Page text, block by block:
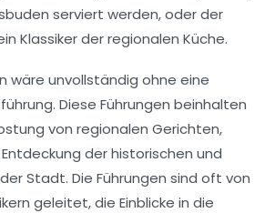
serviert werden, oder der
Klassiker der regionalen Küche.
wäre unvollständig ohne eine
. Diese Führungen beinhalten
von regionalen Gerichten,
derhistorischen und
Stadt. Die Führungen sind oft von
geleitet, die Einblicke in die